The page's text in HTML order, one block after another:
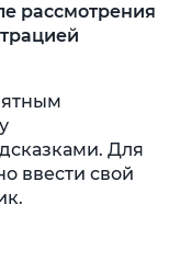
рассмотрения
Для
ввести свой